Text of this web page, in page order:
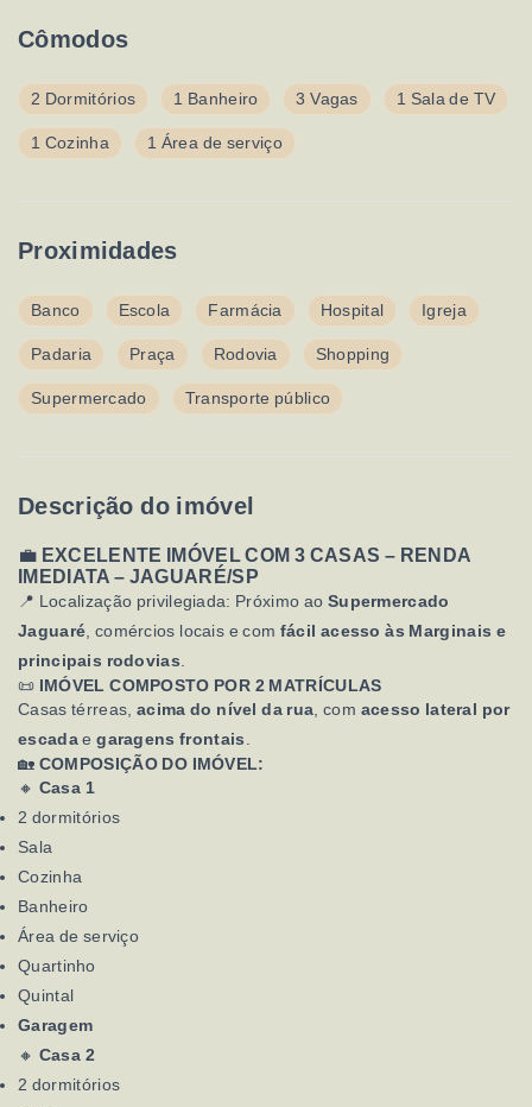
Cômodos
2 Dormitórios 1 Banheiro 3 Vagas 1 Sala de TV
1 Cozinha 1 Área de serviço
Proximidades
Banco Escola Farmácia Hospital Igreja
Padaria Praça Rodovia Shopping
Supermercado Transporte público
Descrição do imóvel
💼 EXCELENTE IMÓVEL COM 3 CASAS – RENDA
IMEDIATA – JAGUARÉ/SP
📍 Localização privilegiada: Próximo ao Supermercado
Jaguaré , comércios locais e com fácil acesso às Marginais e
principais rodovias
📜 IMÓVEL COMPOSTO POR 2 MATRÍCULAS
Casas térreas, acima do nível da rua , com acesso lateral por
escadaegaragens frontais
🏡 COMPOSIÇÃO DO IMÓVEL:
🔸 Casa 1
2 dormitórios
Sala
Cozinha
Banheiro
Área de serviço
Quartinho
Quintal
Garagem
🔸 Casa 2
2 dormitórios